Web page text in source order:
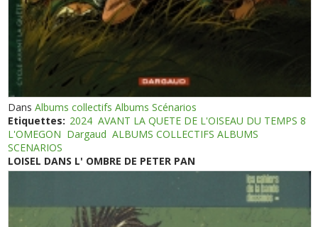
DansAlbums collectifs Albums Scénarios
Etiquettes: 2024 AVANT LA QUETE DE L'OISEAU DU TEMPS 8
L'OMEGON Dargaud ALBUMS COLLECTIFS ALBUMS
SCENARIOS
LOISEL DANS L' OMBRE DE PETER PAN